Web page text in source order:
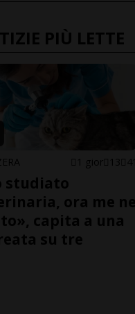
PIÙ LETTE
1 gior 13 41
studiato
ora me ne
capita a una
su tre